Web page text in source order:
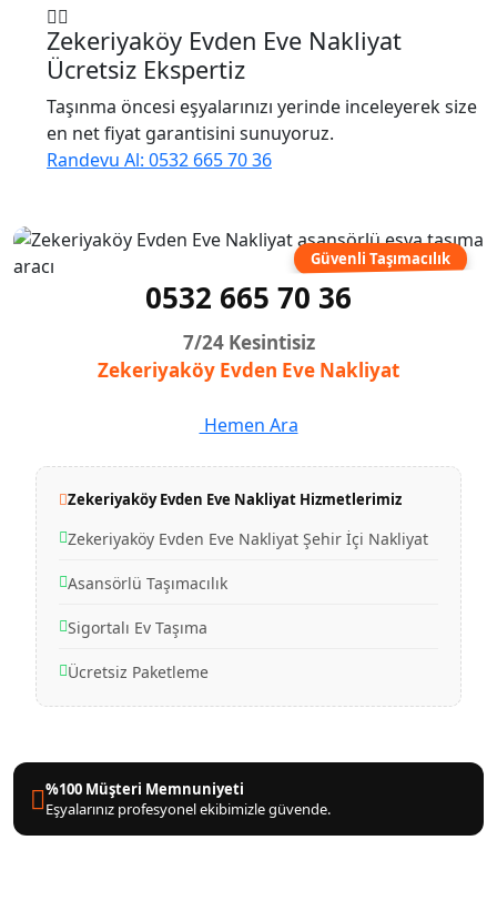
Zekeriyaköy Evden Eve Nakliyat
Ücretsiz Ekspertiz
Taşınma öncesi eşyalarınızı yerinde inceleyerek size
en net fiyat garantisini sunuyoruz.
Randevu Al: 0532 665 70 36
Güvenli Taşımacılık
0532 665 70 36
7/24 Kesintisiz
Zekeriyaköy Evden Eve Nakliyat
Hemen Ara
Zekeriyaköy Evden Eve Nakliyat Hizmetlerimiz
Zekeriyaköy Evden Eve Nakliyat Şehir İçi Nakliyat
Asansörlü Taşımacılık
Sigortalı Ev Taşıma
Ücretsiz Paketleme
%100 Müşteri Memnuniyeti
Eşyalarınız profesyonel ekibimizle güvende.